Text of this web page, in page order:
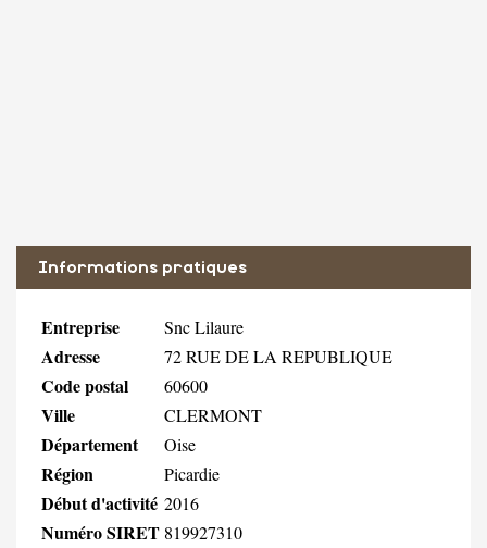
Informations pratiques
Entreprise Snc Lilaure
Adresse 72 RUE DE LA REPUBLIQUE
Code postal 60600
Ville CLERMONT
Département Oise
Région Picardie
Début d'activité 2016
Numéro SIRET 819927310